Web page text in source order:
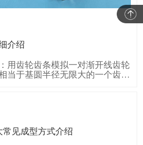
介绍
用齿轮齿条模拟一对渐开线齿轮
当于基圆半径无限大的一个齿
齿廓渐开线的运动是由刀具运动
而成的。单纯的直线移动A和单
见成型方式介绍